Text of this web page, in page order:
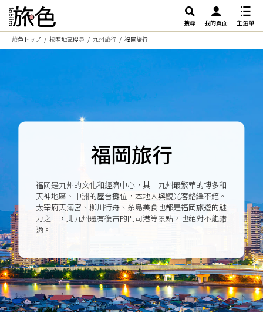
搜尋 我的頁面
主選單
旅色トップ
按照地區搜尋 九州旅行 福岡旅行
福岡旅行
福岡是九州的文化和經濟中心，其中九州最繁華的博多和
天神地區、中洲的屋台攤位，本地人與觀光客絡繹不絕。
太宰府天滿宮、柳川行舟、糸島美食也都是福岡旅遊的魅
力之一，北九州還有復古的門司港等景點，也絕對不能錯
過。